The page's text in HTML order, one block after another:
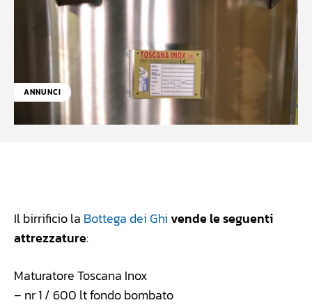
ANNUNCI
Il birrificio la Bottega dei Ghivende le seguenti
attrezzature:
Maturatore Toscana Inox
– nr 1 / 600 lt fondo bombato